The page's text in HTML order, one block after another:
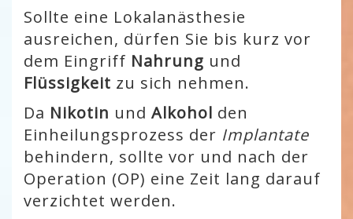
Sollte eine Lokalanästhesie
ausreichen, dürfen Sie bis kurz vor
dem Eingriff Nahrung und
Flüssigkeit zu sich nehmen.
Da Nikotin und Alkohol den
Einheilungsprozess der Implantate
behindern, sollte vor und nach der
Operation (OP) eine Zeit lang darauf
verzichtet werden.